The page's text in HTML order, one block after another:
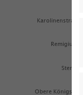
Karolinenstraße,
Obere